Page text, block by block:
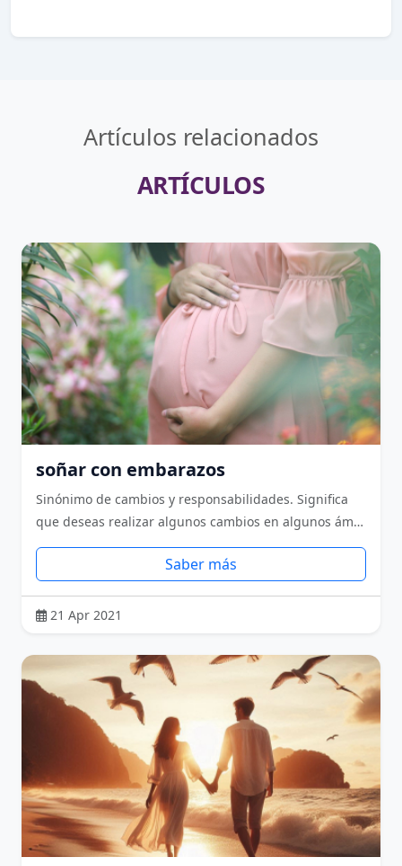
Artículos relacionados
ARTÍCULOS
soñar con embarazos
Sinónimo de cambios y responsabilidades. Significa
que deseas realizar algunos cambios en algunos ám…
Saber más
21 Apr 2021